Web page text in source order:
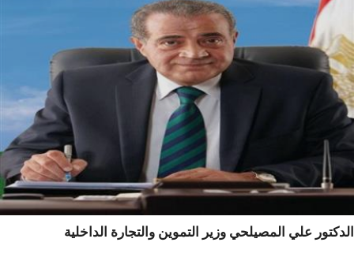
علي المصيلحي وزير التموين والتجارة الداخلية